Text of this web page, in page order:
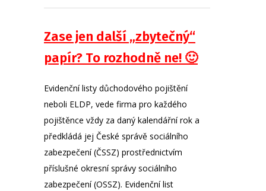
Zase jen další „zbytečný“
papír? To rozhodně ne! 🙂
Evidenční listy důchodového pojištění
neboli ELDP, vede firma pro každého
pojištěnce vždy za daný kalendářní rok a
předkládá jej České správě sociálního
zabezpečení (ČSSZ) prostřednictvím
příslušné okresní správy sociálního
zabezpečení (OSSZ). Evidenční list